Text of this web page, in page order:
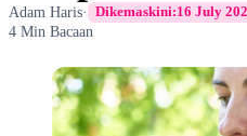
Adam Haris· Dikemaskini:16 July
4 Min Bacaan